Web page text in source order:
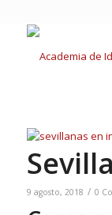
9 agosto, 2018 / 0